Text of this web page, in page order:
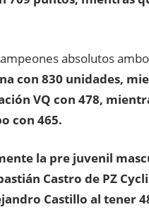
absolutos
con 830 unidades,
VQ con 478,
con 465.
la pre juvenil
Castro de PZ
Castillo al tener